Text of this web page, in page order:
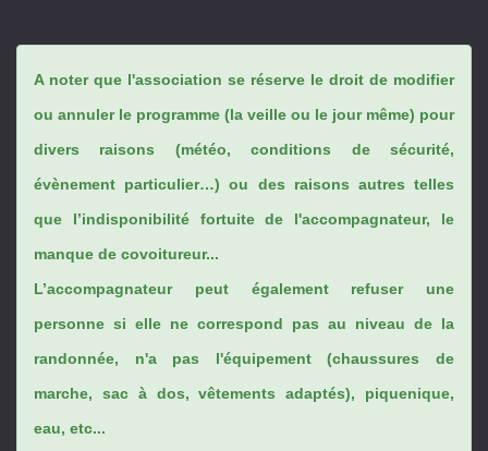
A noter que l'association se réserve le droit de modifier
ou annuler le programme (la veille ou le jour même) pour
divers raisons (météo, conditions de sécurité,
évènement particulier…) ou des raisons autres telles
que l’indisponibilité fortuite de l'accompagnateur, le
manque de covoitureur...
L’accompagnateur peut également refuser une
personne si elle ne correspond pas au niveau de la
randonnée, n'a pas l'équipement (chaussures de
marche, sac à dos, vêtements adaptés), piquenique,
eau, etc...